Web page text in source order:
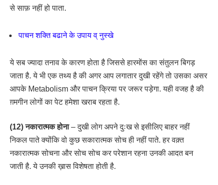
से साफ़ नहीं हो पाता.
पाचन शक्ति बढाने के उपाय व् नुस्खे
ये सब ज्यादा तनाव के कारण होता है जिससे हारमोंस का संतुलन बिगड़
जाता है. ये भी एक तथ्य है की अगर आप लगातार दुखी रहेंगे तो उसका असर
आपके Metabolism और पाचन क्रिया पर जरूर पड़ेगा. यही वजह है की
ग़मगीन लोगों का पेट हमेशा खराब रहता है.
(12) नकारात्मक होना– दुखी लोग अपने दुःख से इसीलिए बाहर नहीं
निकल पाते क्योंकि वो कुछ सकारात्मक सोच ही नहीं पाते. हर वक़्त
नकारात्मक सोचना और सोच सोच कर परेशान रहना उनकी आदत बन
जाती है. ये उनकी ख़ास विशेषता होती है.